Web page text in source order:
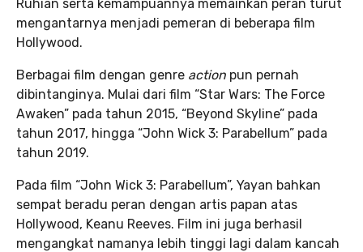
Ruhian serta kemampuannya memainkan peran turut
mengantarnya menjadi pemeran di beberapa film
Hollywood.
Berbagai film dengan genre action pun pernah
dibintanginya. Mulai dari film “Star Wars: The Force
Awaken” pada tahun 2015, “Beyond Skyline” pada
tahun 2017, hingga “John Wick 3: Parabellum” pada
tahun 2019.
Pada film “John Wick 3: Parabellum”, Yayan bahkan
sempat beradu peran dengan artis papan atas
Hollywood, Keanu Reeves. Film ini juga berhasil
mengangkat namanya lebih tinggi lagi dalam kancah